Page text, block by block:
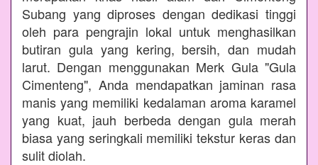
Subang yang diproses dengan dedikasi tinggi
oleh para pengrajin lokal untuk menghasilkan
butiran gula yang kering, bersih, dan mudah
larut. Dengan menggunakan Merk Gula "Gula
Cimenteng", Anda mendapatkan jaminan rasa
manis yang memiliki kedalaman aroma karamel
yang kuat, jauh berbeda dengan gula merah
biasa yang seringkali memiliki tekstur keras dan
sulit diolah.